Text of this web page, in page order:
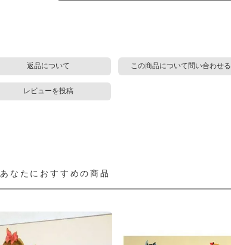
返品について この商品について問い合わせる
レビューを投稿
あなたにおすすめの商品